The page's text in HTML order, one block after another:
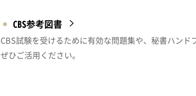
CBS参考図書
CBS試験を受けるために有効な問題集や、秘書ハンド
ぜひご活用ください。